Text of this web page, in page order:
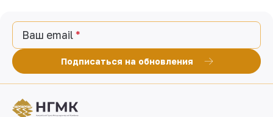
Ваш email
Подписаться на обновления